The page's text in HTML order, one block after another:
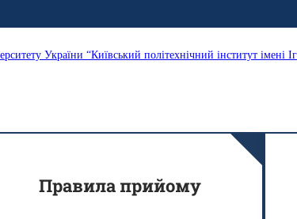
України “Київський політехнічний інститут імені
Правила прийому